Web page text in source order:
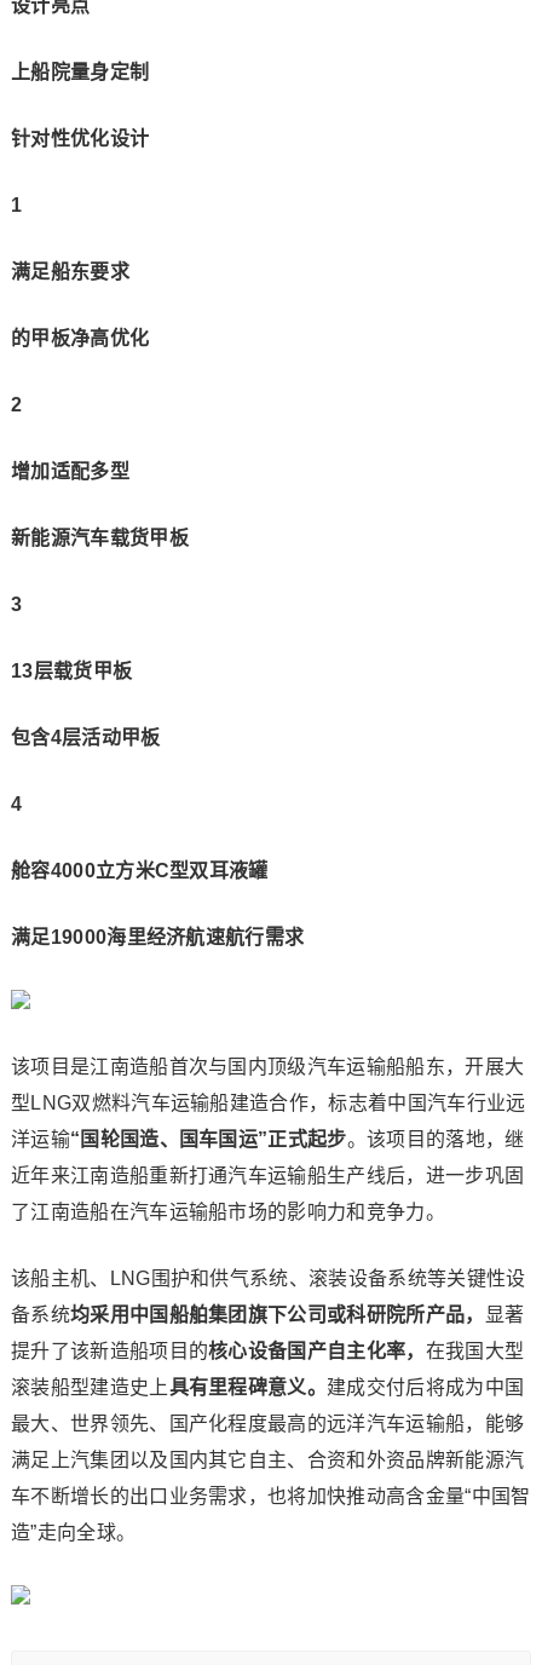
设计亮点
上船院量身定制
针对性优化设计
1
满足船东要求
的甲板净高优化
2
增加适配多型
新能源汽车载货甲板
3
13层载货甲板
包含4层活动甲板
4
舱容4000立方米C型双耳液罐
满足19000海里经济航速航行需求
该项目是江南造船首次与国内顶级汽车运输船船东，开展大
型LNG双燃料汽车运输船建造合作，标志着中国汽车行业远
洋运输“国轮国造、国车国运”正式起步。该项目的落地，继
近年来江南造船重新打通汽车运输船生产线后，进一步巩固
了江南造船在汽车运输船市场的影响力和竞争力。
该船主机、LNG围护和供气系统、滚装设备系统等关键性设
备系统均采用中国船舶集团旗下公司或科研院所产品，
显著
提升了该新造船项目的核心设备国产自主化率， 在我国大型
滚装船型建造史上具有里程碑意义。 建成交付后将成为中国
最大、世界领先、国产化程度最高的远洋汽车运输船，能够
满足上汽集团以及国内其它自主、合资和外资品牌新能源汽
车不断增长的出口业务需求，也将加快推动高含金量“中国智
造”走向全球。